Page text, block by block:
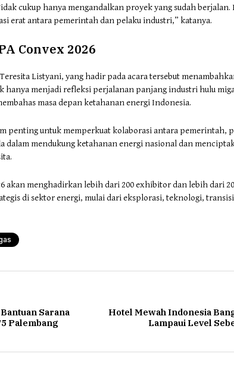
cukup hanya mengandalkan proyek yang sudah
erat antara pemerintah dan pelaku industri,” katanya.
Convex 2026
Listyani, yang hadir pada acara tersebut
hanya menjadi refleksi perjalanan panjang industri hulu
masa depan ketahanan energi Indonesia.
penting untuk memperkuat kolaborasi antara pemerintah,
dalam mendukung ketahanan energi nasional dan
akan menghadirkan lebih dari 200 exhibitor dan lebih dari
di sektor energi, mulai dari eksplorasi, teknologi,
Sarana
Palembang
Hotel Mewah Indonesia
Lampaui Level